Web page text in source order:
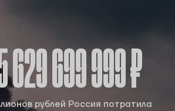
630 016 953₽
рублей Россия потратила